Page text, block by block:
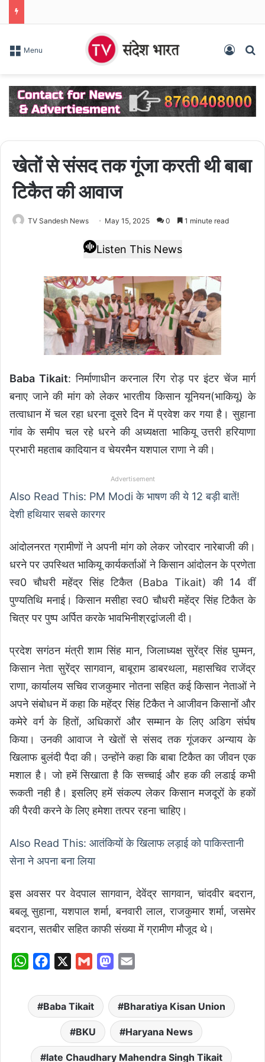
Menu Log In
खेतों से संसद तक गूंजा करती थी बाबा
टिकैत की आवाज
TV Sandesh News May 15, 2025 0 1 minute read
Listen This News
Baba Tikait: निर्माणाधीन करनाल रिंग रोड़ पर इंटर चेंज मार्ग
बनाए जाने की मांग को लेकर भारतीय किसान यूनियन(भाकियू) के
तत्वाधान में चल रहा धरना दूसरे दिन में प्रवेश कर गया है। सुहाना
गांव के समीप चल रहे धरने की अध्यक्षता भाकियू उत्तरी हरियाणा
प्रभारी महताब कादियान व चेयरमैन यशपाल राणा ने की।
Advertisement
Also Read This: PM Modi के भाषण की ये 12 बड़ी बातें!
देशी हथियार सबसे कारगर
आंदोलनरत ग्रामीणों ने अपनी मांग को लेकर जोरदार नारेबाजी की।
धरने पर उपस्थित भाकियू कार्यकर्ताओं ने किसान आंदोलन के प्रणेता
स्व0 चौधरी महेंद्र सिंह टिकैत (Baba Tikait) की 14 वीं
पुण्यतिथि मनाई। किसान मसीहा स्व0 चौधरी महेंद्र सिंह टिकैत के
चित्र पर पुष्प अर्पित करके भावभिनीश्रद्वांजली दी।
प्रदेश सगंठन मंत्री शाम सिंह मान, जिलाध्यक्ष सुरेंद्र सिंह घुम्मन,
किसान नेता सुरेंद्र सागवान, बाबूराम डाबरथला, महासचिव राजेंद्र
राणा, कार्यालय सचिव राजकुमार नोतना सहित कई किसान नेताओं ने
अपने संबोधन में कहा कि महेंद्र सिंह टिकैत ने आजीवन किसानों और
कमेरे वर्ग के हितों, अधिकारों और सम्मान के लिए अडिग संर्घष
किया। उनकी आवाज ने खेतों से संसद तक गूंजकर अन्याय के
खिलाफ बुलंदी पैदा की। उन्होंने कहा कि बाबा टिकैत का जीवन एक
मशाल है। जो हमें सिखाता है कि सच्चाई और हक की लडाई कभी
रूकती नही है। इसलिए हमें संकल्प लेकर किसान मजदूरों के हकों
की पैरवी करने के लिए हमेशा तत्पर रहना चाहिए।
Also Read This: आतंकियों के खिलाफ लड़ाई को पाकिस्तानी
सेना ने अपना बना लिया
इस अवसर पर वेदपाल सागवान, देवेंद्र सागवान, चांदवीर बदरान,
बबलू सुहाना, यशपाल शर्मा, बनवारी लाल, राजकुमार शर्मा, जसमेर
बदरान, सतबीर सहित काफी संख्या में ग्रामीण मौजूद थे।
W
a
t
c
e
o
a
i
l
M
s
d
a
i
l
Baba Tikait Bharatiya Kisan Union
BKU Haryana News
late Chaudhary Mahendra Singh Tikait